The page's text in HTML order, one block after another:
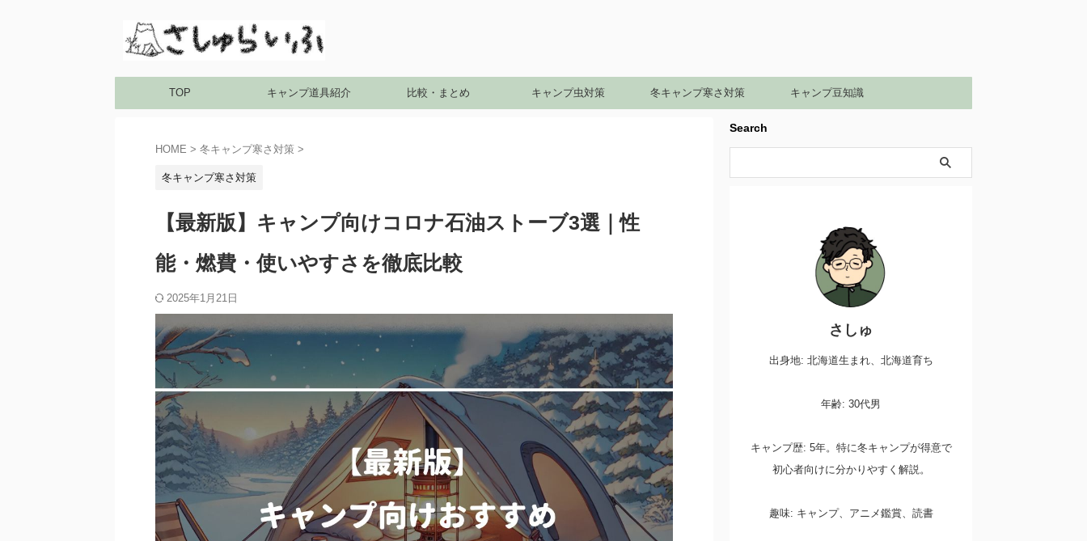
TOP キャンプ道具紹介 比較・まとめ キャンプ虫対策 冬キャンプ寒さ対策 キャンプ豆知識
HOME > 冬キャンプ寒さ対策 >
冬キャンプ寒さ対策
【最新版】キャンプ向けコロナ石油ストーブ3選｜性
能・燃費・使いやすさを徹底比較
2025年1月21日
Search
さしゅ
出身地: 北海道生まれ、北海道育ち
年齢: 30代男
キャンプ歴: 5年。特に冬キャンプが得意で
初心者向けに分かりやすく解説。
趣味: キャンプ、アニメ鑑賞、読書